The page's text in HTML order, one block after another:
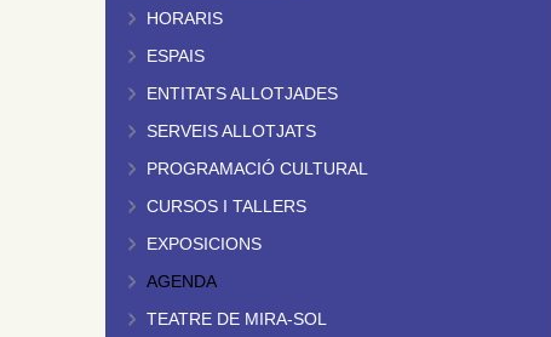
HORARIS
ESPAIS
ENTITATS ALLOTJADES
SERVEIS ALLOTJATS
PROGRAMACIÓ CULTURAL
CURSOS I TALLERS
EXPOSICIONS
AGENDA
TEATRE DE MIRA-SOL